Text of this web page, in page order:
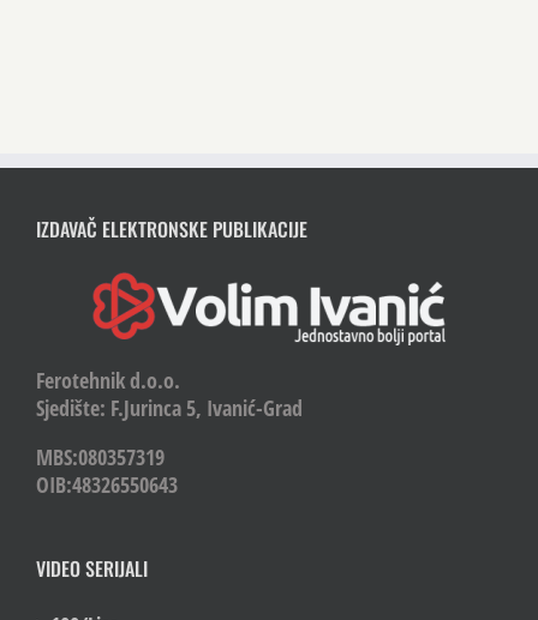
IZDAVAČ ELEKTRONSKE PUBLIKACIJE
Ferotehnik d.o.o.
Sjedište: F.Jurinca 5, Ivanić-Grad
MBS:080357319
OIB:48326550643
VIDEO SERIJALI